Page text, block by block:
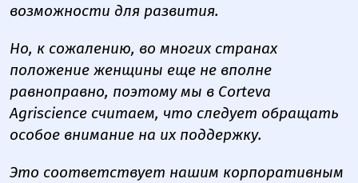
возможности для развития.
Но, к сожалению, во многих странах
положение женщины еще не вполне
равноправно, поэтому мы в Corteva
Agriscience считаем, что следует обращать
особое внимание на их поддержку.
Это соответствует нашим корпоративным